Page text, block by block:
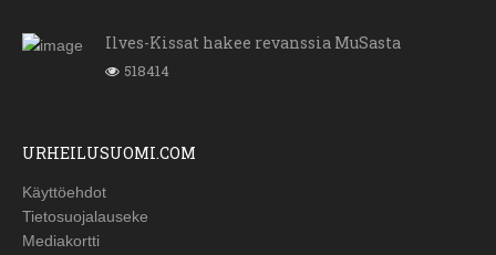
Ilves-Kissat hakee revanssia MuSasta
518414
URHEILUSUOMI.COM
Käyttöehdot
Tietosuojalauseke
Mediakortti